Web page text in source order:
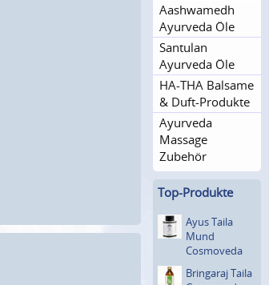
Aashwamedh
Ayurveda Öle
Santulan
Ayurveda Öle
HA-THA Balsame
& Duft-Produkte
Ayurveda
Massage
Zubehör
Top-Produkte
Ayus Taila
Mund
Cosmoveda
Bringaraj Taila